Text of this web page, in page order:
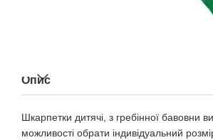
Опис
Шкарпетки дитячі, з гребінної бавовни
можливості обрати індивідуальний